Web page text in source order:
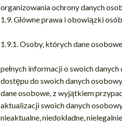
organizowania ochrony danych
1.9. Główne prawa i obowiązki
1.9.1. Osoby, których dane
pełnych informacji o swoich
dostępu do swoich danych
dane osobowe, z wyjątkiem
aktualizacji swoich danych
nieaktualne, niedokładne,